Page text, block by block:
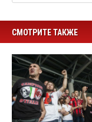
СМОТРИТЕ ТАКЖЕ